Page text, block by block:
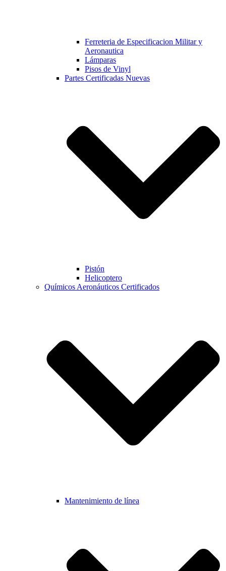
Ferreteria de Especificacion Militar y
Aeronautica
Lámparas
Pisos de Vinyl
Partes Certificadas Nuevas
Pistón
Helicoptero
Químicos Aeronáuticos Certificados
Mantenimiento de línea